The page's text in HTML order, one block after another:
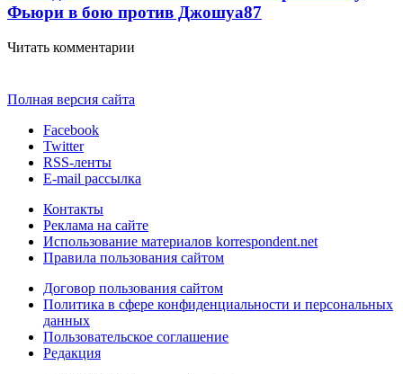
Фьюри в бою против Джошуа87
Читать комментарии
Полная версия сайта
Facebook
Twitter
RSS-ленты
E-mail рассылка
Контакты
Реклама на сайте
Использование материалов korrespondent.net
Правила пользования сайтом
Договор пользования сайтом
Политика в сфере конфиденциальности и персональных
данных
Пользовательское соглашение
Редакция